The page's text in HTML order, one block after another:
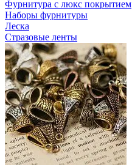
Фурнитура с люкс покрытием
Наборы фурнитуры
Леска
Стразовые ленты